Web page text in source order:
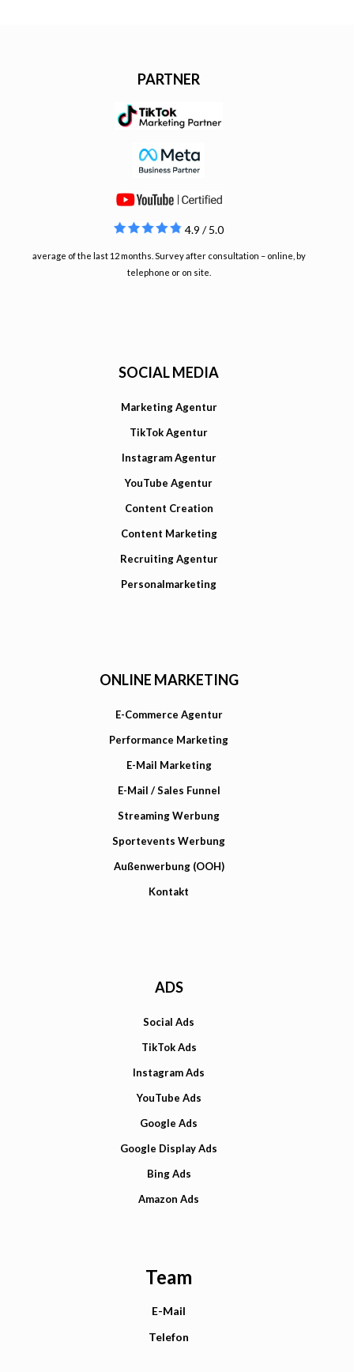
PARTNER
4.9 / 5.0
average of the last 12 months. Survey after consultation – online, by
telephone or on site.
SOCIAL MEDIA
Marketing Agentur
TikTok Agentur
Instagram Agentur
YouTube Agentur
Content Creation
Content Marketing
Recruiting Agentur
Personalmarketing
ONLINE MARKETING
E-Commerce Agentur
Performance Marketing
E-Mail Marketing
E-Mail / Sales Funnel
Streaming Werbung
Sportevents Werbung
Außenwerbung (OOH)
Kontakt
ADS
Social Ads
TikTok Ads
Instagram Ads
YouTube Ads
Google Ads
Google Display Ads
Bing Ads
Amazon Ads
Team
E-Mail
Telefon